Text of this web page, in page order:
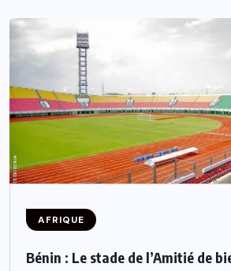
AFRIQUE
Bénin : Le stade de l’Amitié de